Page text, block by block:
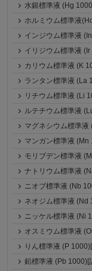
水銀標準液 (Hg
ホルミウム標準液
インジウム標準液
イリジウム標準液
カリウム標準液 (K
ランタン標準液 (La
リチウム標準液 (Li
ルテチウム標準液
マグネシウム標準
マンガン標準液
モリブデン標準液
ナトリウム標準液
ニオブ標準液 (Nb
ネオジム標準液 (Nd
ニッケル標準液 (Ni
オスミウム標準液
りん標準液 (P
鉛標準液 (Pb 1000)[